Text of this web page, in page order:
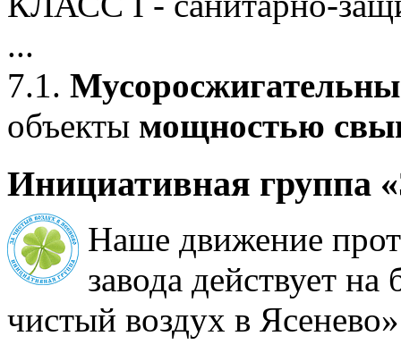
...
7.1.
объекты мощностью
Инициативная группа
Наше движение
завода действует
чистый воздух в